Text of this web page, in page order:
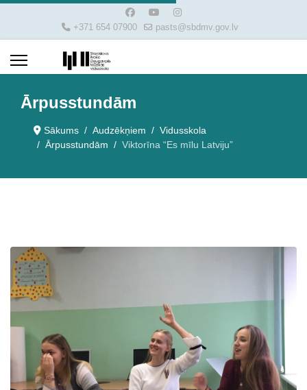
+371 654 07900 pasts@sbdmv.gov.lv
Ārpusstundām
Sākums Audzēkņiem
Vidusskola
Ārpusstundām
Viktorīna “Es mīlu Latviju”